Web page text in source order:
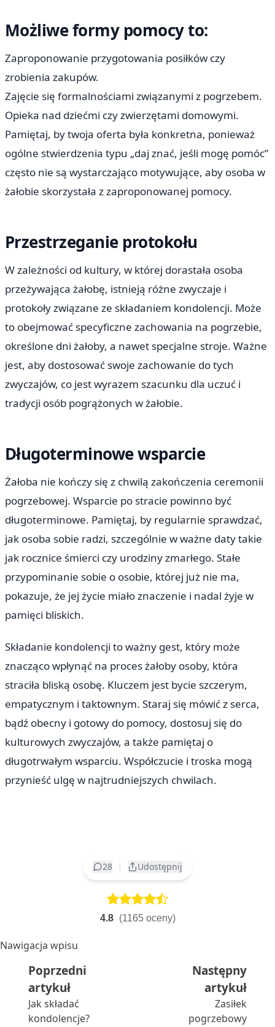
Możliwe formy pomocy to:
Zaproponowanie przygotowania posiłków czy
zrobienia zakupów.
Zajęcie się formalnościami związanymi z pogrzebem.
Opieka nad dziećmi czy zwierzętami domowymi.
Pamiętaj, by twoja oferta była konkretna, ponieważ
ogólne stwierdzenia typu „daj znać, jeśli mogę pomóc”
często nie są wystarczająco motywujące, aby osoba w
żałobie skorzystała z zaproponowanej pomocy.
Przestrzeganie protokołu
W zależności od kultury, w której dorastała osoba
przeżywająca żałobę, istnieją różne zwyczaje i
protokoły związane ze składaniem kondolencji. Może
to obejmować specyficzne zachowania na pogrzebie,
określone dni żałoby, a nawet specjalne stroje. Ważne
jest, aby dostosować swoje zachowanie do tych
zwyczajów, co jest wyrazem szacunku dla uczuć i
tradycji osób pogrążonych w żałobie.
Długoterminowe wsparcie
Żałoba nie kończy się z chwilą zakończenia ceremonii
pogrzebowej. Wsparcie po stracie powinno być
długoterminowe. Pamiętaj, by regularnie sprawdzać,
jak osoba sobie radzi, szczególnie w ważne daty takie
jak rocznice śmierci czy urodziny zmarłego. Stałe
przypominanie sobie o osobie, której już nie ma,
pokazuje, że jej życie miało znaczenie i nadal żyje w
pamięci bliskich.
Składanie kondolencji to ważny gest, który może
znacząco wpłynąć na proces żałoby osoby, która
straciła bliską osobę. Kluczem jest bycie szczerym,
empatycznym i taktownym. Staraj się mówić z serca,
bądź obecny i gotowy do pomocy, dostosuj się do
kulturowych zwyczajów, a także pamiętaj o
długotrwałym wsparciu. Współczucie i troska mogą
przynieść ulgę w najtrudniejszych chwilach.
28 Udostępnij
4.8 (1165 oceny)
Nawigacja wpisu
Poprzedni
artykułPoprzedni artykuł:
Jak składać
kondolencje?
Następny
artykuł
Zasiłek
pogrzebowy